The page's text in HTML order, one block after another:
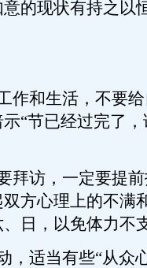
的现状有持之以
和生活，不要给
“节已经过完了
访，一定要提前
方心理上的不满
日，以免体力不
适当有些“从众